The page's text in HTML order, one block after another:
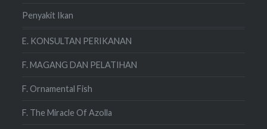
Penyakit Ikan
E. KONSULTAN PERIKANAN
F. MAGANG DAN PELATIHAN
F. Ornamental Fish
F. The Miracle Of Azolla